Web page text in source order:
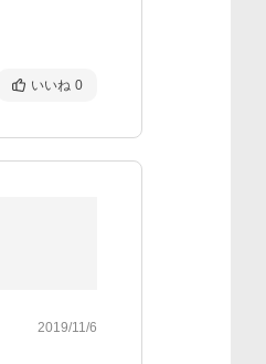
いいね 0
2019/11/6